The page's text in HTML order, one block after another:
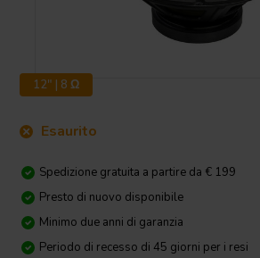
12" | 8 Ω
Esaurito
Spedizione gratuita a partire da € 199
Presto di nuovo disponibile
Minimo due anni di garanzia
Periodo di recesso di 45 giorni per i resi